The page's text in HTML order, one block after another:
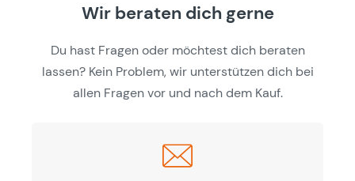
Wir beraten dich gerne
Du hast Fragen oder möchtest dich beraten
lassen? Kein Problem, wir unterstützen dich bei
allen Fragen vor und nach dem Kauf.